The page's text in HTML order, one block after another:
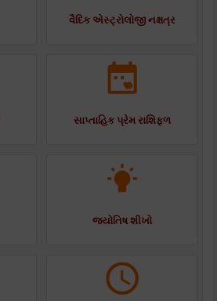
વૈદિક એસ્ટ્રોલોજી નક્ષત્ર
સાપ્તાહિક પ્રેમ રાશિફળ
જ્યોતિષ શીખો